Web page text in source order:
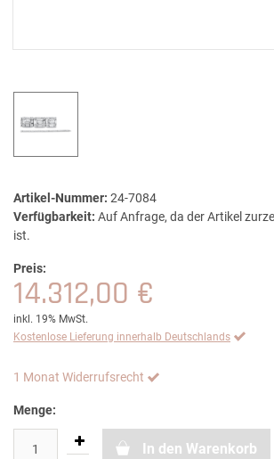
Artikel-Nummer: 24-7084
Verfügbarkeit: Auf Anfrage, da der Artikel
ist.
Preis:
14.312,00 €
inkl. 19% MwSt.
Kostenlose Lieferung innerhalb Deutschlands
1 Monat Widerrufsrecht
Menge:
In den Warenkorb